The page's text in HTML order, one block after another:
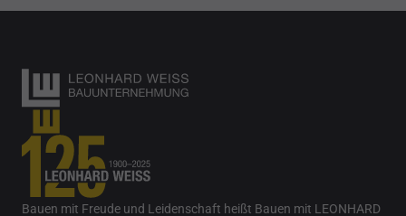
Bauen mit Freude und Leidenschaft heißt Bauen mit LEONHARD